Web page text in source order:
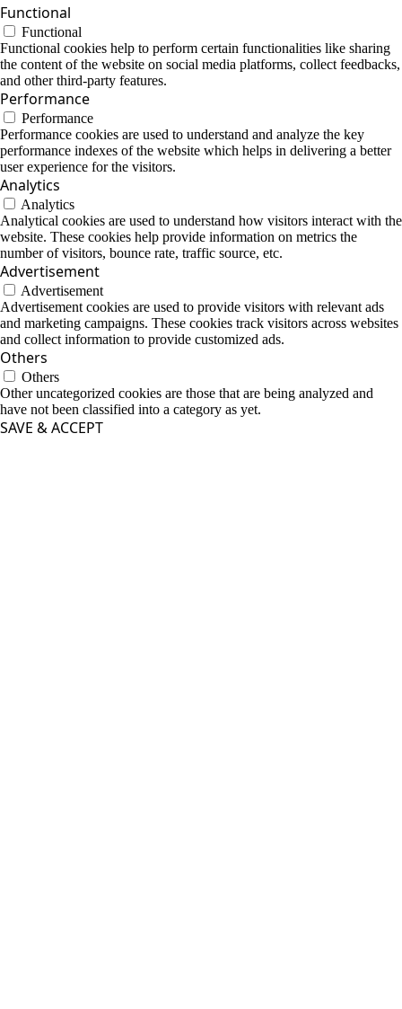
Functional
Functional
Functional cookies help to perform certain functionalities like sharing
the content of the website on social media platforms, collect feedbacks,
and other third-party features.
Performance
Performance
Performance cookies are used to understand and analyze the key
performance indexes of the website which helps in delivering a better
user experience for the visitors.
Analytics
Analytics
Analytical cookies are used to understand how visitors interact with the
website. These cookies help provide information on metrics the
number of visitors, bounce rate, traffic source, etc.
Advertisement
Advertisement
Advertisement cookies are used to provide visitors with relevant ads
and marketing campaigns. These cookies track visitors across websites
and collect information to provide customized ads.
Others
Others
Other uncategorized cookies are those that are being analyzed and
have not been classified into a category as yet.
SAVE & ACCEPT